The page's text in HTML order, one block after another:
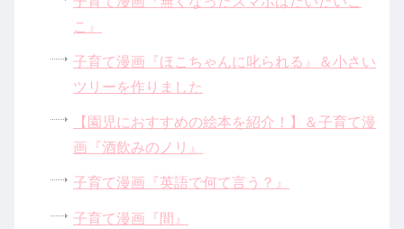
こ』
子育て漫画『ほこちゃんに叱られる』＆小さい
ツリーを作りました
【園児におすすめの絵本を紹介！】＆子育て漫
画『酒飲みのノリ』
子育て漫画『英語で何て言う？』
子育て漫画『間』